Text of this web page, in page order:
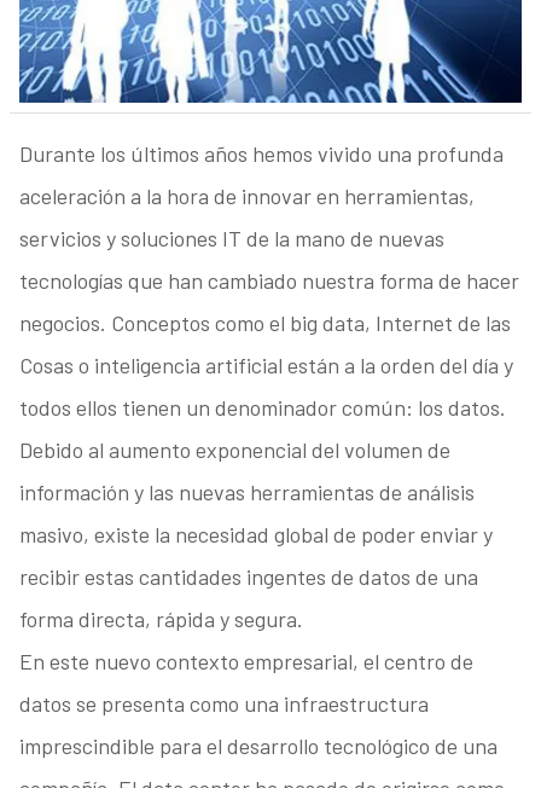
Durante los últimos años hemos vivido una profunda
aceleración a la hora de innovar en herramientas,
servicios y soluciones IT de la mano de nuevas
tecnologías que han cambiado nuestra forma de hacer
negocios. Conceptos como el big data, Internet de las
Cosas o inteligencia artificial están a la orden del día y
todos ellos tienen un denominador común: los datos.
Debido al aumento exponencial del volumen de
información y las nuevas herramientas de análisis
masivo, existe la necesidad global de poder enviar y
recibir estas cantidades ingentes de datos de una
forma directa, rápida y segura.
En este nuevo contexto empresarial, el centro de
datos se presenta como una infraestructura
imprescindible para el desarrollo tecnológico de una